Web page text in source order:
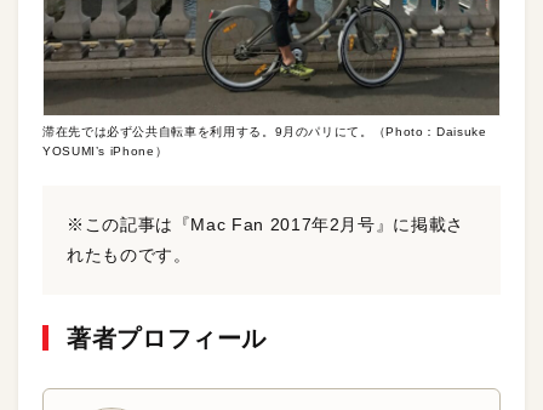
滞在先では必ず公共自転車を利用する。9月のパリにて。（Photo：Daisuke
YOSUMI’s iPhone）
※この記事は『Mac Fan 2017年2月号』に掲載さ
れたものです。
著者プロフィール